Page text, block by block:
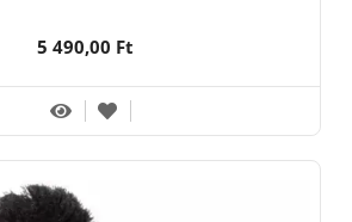
5 490,00 Ft